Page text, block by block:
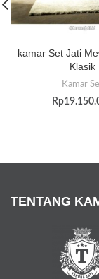
kamar Set Jati
Klasik
Kamar
Rp
TENTANG